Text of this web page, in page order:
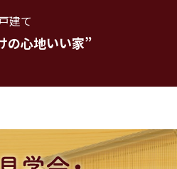
建て
の心地いい家”